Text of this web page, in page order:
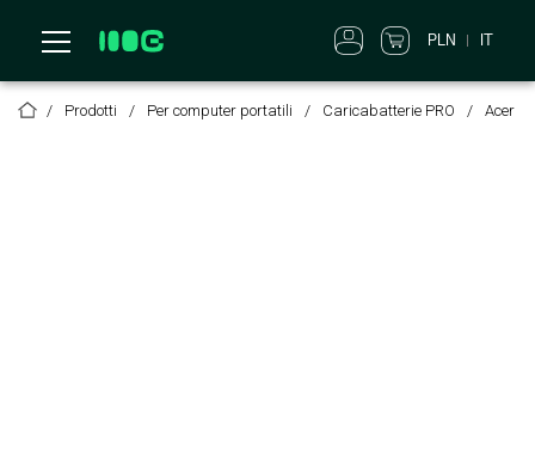
PLN IT
Prodotti Per computer portatili Caricabatterie PRO Acer